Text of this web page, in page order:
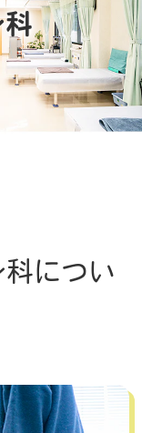
につい